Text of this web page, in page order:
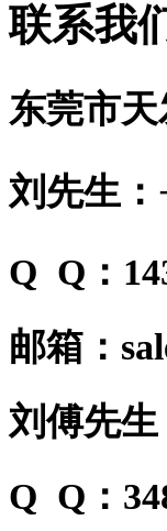
联系我
东莞市
刘先生：
Q Q：
邮箱：
刘傅先生
Q Q：